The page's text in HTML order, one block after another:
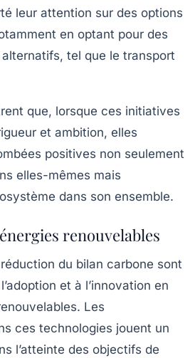
leur attention sur des options
en optant pour des
tel que le transport
que, lorsque ces initiatives
et ambition, elles
positives non seulement
elles-mêmes mais
dans son ensemble.
renouvelables
du bilan carbone sont
et à l’innovation en
. Les
ces technologies jouent un
l’atteinte des objectifs de